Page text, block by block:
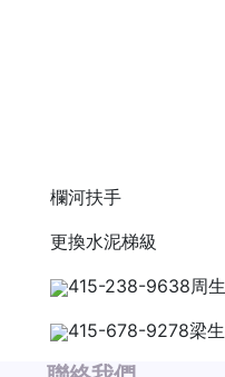
欄河扶手
更換水泥梯級
415-238-9638周生
415-678-9278梁生